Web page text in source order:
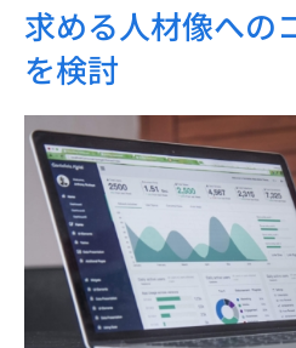
求める人材像への
を検討